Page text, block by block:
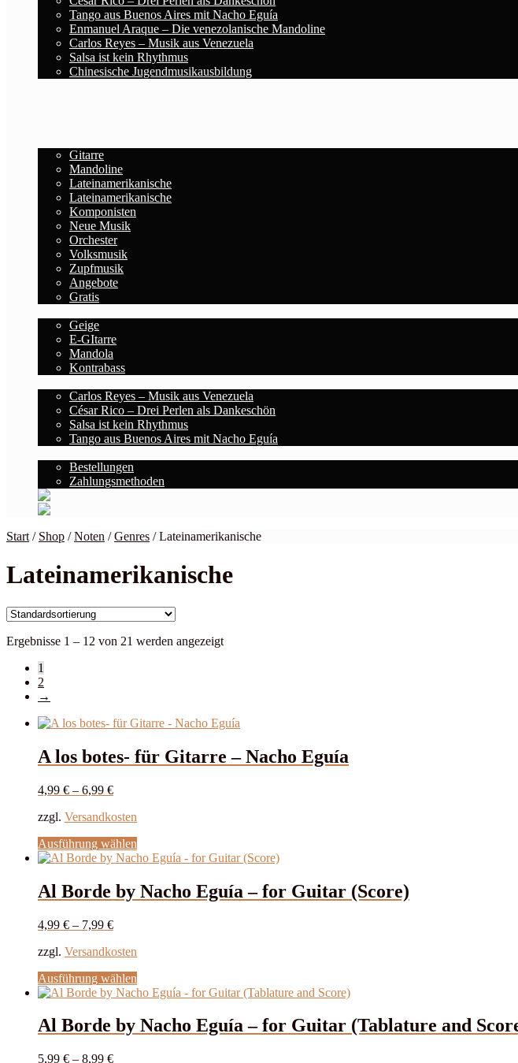
Tango aus Buenos Aires mit Nacho Eguía
Enmanuel Araque – Die venezolanische Mandoline
Carlos Reyes – Musik aus Venezuela
Salsa ist kein Rhythmus
Chinesische Jugendmusikausbildung
Gitarre
Mandoline
Lateinamerikanische
Lateinamerikanische
Komponisten
Neue Musik
Orchester
Volksmusik
Zupfmusik
Angebote
Gratis
Geige
E-GItarre
Mandola
Kontrabass
Carlos Reyes – Musik aus Venezuela
César Rico – Drei Perlen als Dankeschön
Salsa ist kein Rhythmus
Tango aus Buenos Aires mit Nacho Eguía
Bestellungen
Zahlungsmethoden
Start / Shop /Noten /Genres /Lateinamerikanische
Lateinamerikanische
Ergebnisse 1 – 12 von 21 werden angezeigt
1
2
→
A los botes- für Gitarre – Nacho Eguía
4,99 € – 6,99 €
zzgl. Versandkosten
Ausführung wählen
Produkt
mehrere
Varianten
können
auf
der
Produktseite
werden
Al Borde by Nacho Eguía – for Guitar (Score)
4,99 € – 7,99 €
zzgl. Versandkosten
Ausführung wählen
Produkt
mehrere
Varianten
Al Borde by Nacho Eguía – for Guitar (Tablature and
5,99 € – 8,99 €